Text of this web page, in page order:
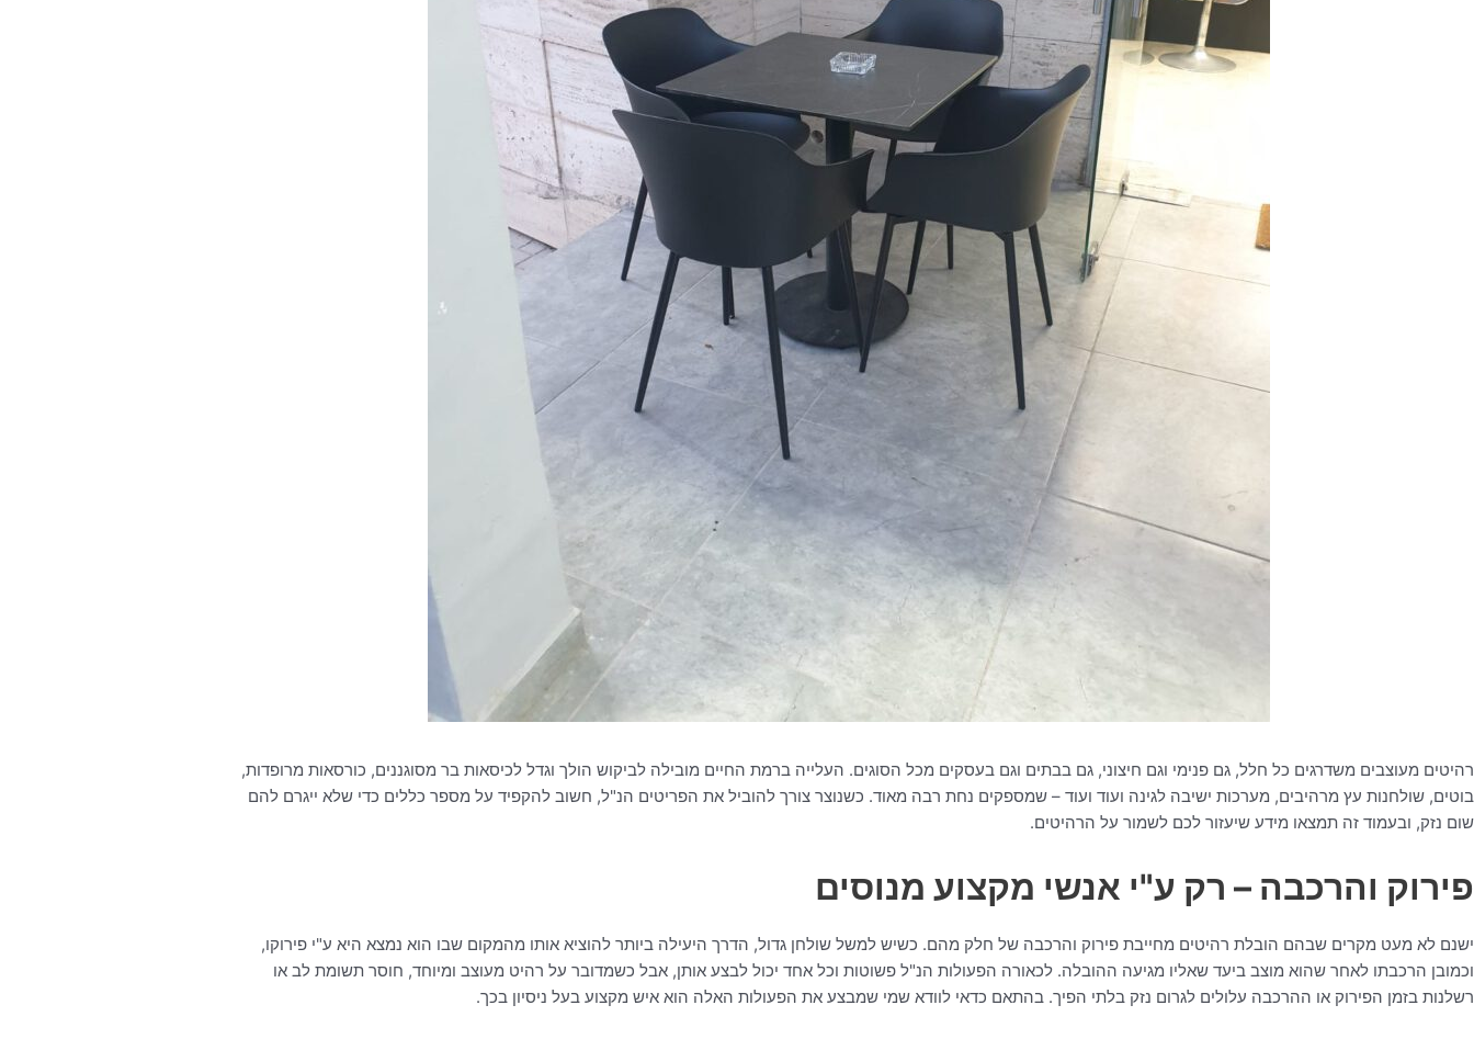
רהיטים מעוצבים משדרגים כל חלל, גם פנימי וגם חיצוני, גם בבתים וגם בעסקים מכל הסוגים. העלייה ברמת החיים מובילה לביקוש הולך וגדל לכיסאות בר מסוגננים, כורסאות מרופדות,
בוטים, שולחנות עץ מרהיבים, מערכות ישיבה לגינה ועוד ועוד – שמספקים נחת רבה מאוד. כשנוצר צורך להוביל את הפריטים הנ"ל, חשוב להקפיד על מספר כללים כדי שלא ייגרם להם
שום נזק, ובעמוד זה תמצאו מידע שיעזור לכם לשמור על הרהיטים.
פירוק והרכבה – רק ע"י אנשי מקצוע מנוסים
ישנם לא מעט מקרים שבהם הובלת רהיטים מחייבת פירוק והרכבה של חלק מהם. כשיש למשל שולחן גדול, הדרך היעילה ביותר להוציא אותו מהמקום שבו הוא נמצא היא ע"י פירוקו,
וכמובן הרכבתו לאחר שהוא מוצב ביעד שאליו מגיעה ההובלה. לכאורה הפעולות הנ"ל פשוטות וכל אחד יכול לבצע אותן, אבל כשמדובר על רהיט מעוצב ומיוחד, חוסר תשומת לב או
רשלנות בזמן הפירוק או ההרכבה עלולים לגרום נזק בלתי הפיך. בהתאם כדאי לוודא שמי שמבצע את הפעולות האלה הוא איש מקצוע בעל ניסיון בכך.